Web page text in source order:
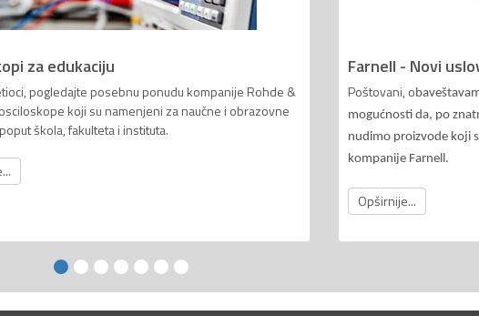
za edukaciju
pogledajte posebnu ponudu kompanije Rohde &
koji su namenjeni za naučne i obrazovne
škola, fakulteta i instituta.
Farnell - Novi
Poštovani, o
mogućnosti da, po
nudimo proizvode koji
kompanije Farnell.
Opširnije...